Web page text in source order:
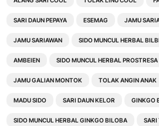
SARI DAUN PEPAYA ESEMAG JAMU
JAMU SARIAWAN SIDO MUNCUL HERBAL
AMBEIEN SIDO MUNCUL HERBAL PROSTRESA
JAMU GALIAN MONTOK TOLAK ANGIN ANAK
MADU SIDO SARI DAUN KELOR GINKGO
SIDO MUNCUL HERBAL GINKGO BILOBA SARI